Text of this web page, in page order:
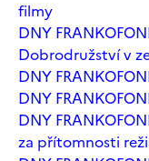
filmy
DNY
Dobrodružství v
DNY
DNY
DNY
za přítomnosti